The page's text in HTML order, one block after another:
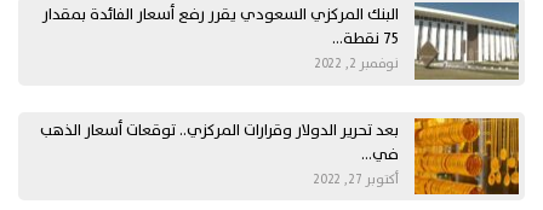
البنك المركزي السعودي يقرر رفع أسعار الفائدة بمقدار
75 نقطة…
نوفمبر 2, 2022
بعد تحرير الدولار وقرارات المركزي.. توقعات أسعار الذهب
في…
أكتوبر 27, 2022